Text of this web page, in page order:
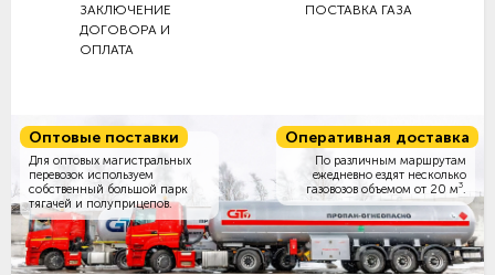
ЗАКЛЮЧЕНИЕ
ДОГОВОРА И
ОПЛАТА
ПОСТАВКА ГАЗА
Оптовые поставки
Для оптовых магистральных
перевозок используем
собственный большой парк
тягачей и полуприцепов.
Оперативная доставка
По различным маршрутам
ежедневно ездят несколько
газовозов объемом от 20 м3